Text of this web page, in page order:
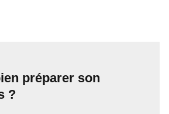
préparer son
?